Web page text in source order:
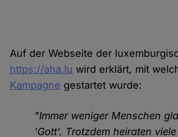
Auf der Webseite der
https://aha.lu wird erklärt, mit
Kampagne gestartet wurde:
"Immer weniger Menschen
'Gott'. Trotzdem heiraten